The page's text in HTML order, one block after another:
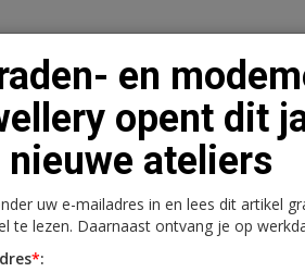
Vacaturebank Contact
Kantoren Retail
en
opent dit
nieuwe ateliers
uw e-mailadres in en lees dit artikel
te lezen. Daarnaast ontvang je op
*: